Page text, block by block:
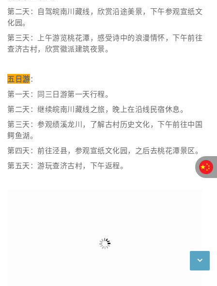
第二天：自驾皖南川藏线，欣赏沿途美景，下午参观宣纸文
化园。
第三天：上午游览桃花潭，感受诗中的浪漫情怀，下午前往
查济古村，欣赏徽派建筑夜景。
五日游：
第一天：同三日游第一天行程。
第二天：继续皖南川藏线之旅，晚上在沿线民宿休息。
第三天：参观绩溪龙川，了解古村历史文化，下午前往中国
鳄鱼湖。
第四天：前往泾县，参观宣纸文化园，之后去桃花潭景区。
第五天：游玩查济古村，下午返程。